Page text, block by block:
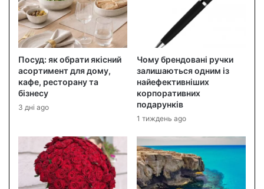
Посуд: як обрати якісний
асортимент для дому,
кафе, ресторану та
бізнесу
3 дні ago
Чому брендовані ручки
залишаються одним із
найефективніших
корпоративних
подарунків
1 тиждень ago